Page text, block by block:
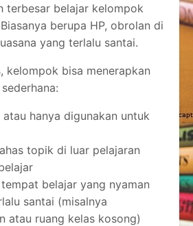
terbesar belajar kelompok
berupa HP, obrolan di
yang terlalu santai.
kelompok bisa menerapkan
atau hanya digunakan untuk
topik di luar pelajaran
belajar yang nyaman
santai (misalnya
atau ruang kelas kosong)